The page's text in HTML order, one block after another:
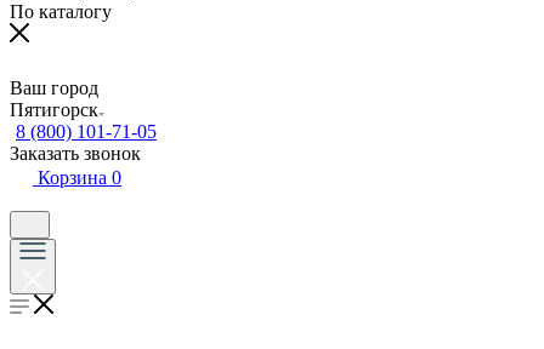
По каталогу
Ваш город
Пятигорск
8 (800) 101-71-05
Заказать звонок
Корзина 0